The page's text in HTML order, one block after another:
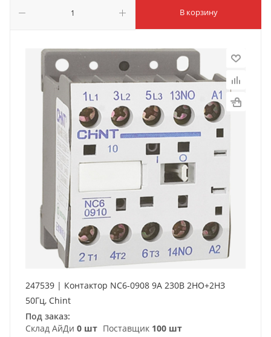
В корзину
247539 | Контактор NC6-0908 9А 230В 2НО+2НЗ
50Гц, Chint
Под заказ:
Склад АйДи 0 шт Поставщик 100 шт